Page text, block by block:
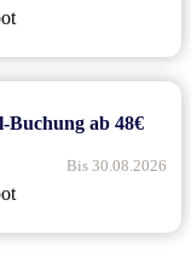
Buchung ab 48€
Bis 30.08.2026